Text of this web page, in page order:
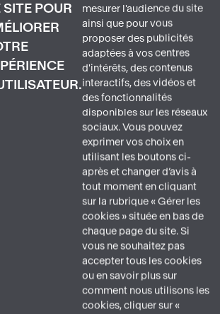
SITE POUR
mesurer l'audience du site
ainsi que pour vous
proposer des publicités
adaptées à vos centres
d'intérêts, des contenus
interactifs, des vidéos et
des fonctionnalités
disponibles sur les réseaux
sociaux. Vous pouvez
exprimer vos choix en
utilisant les boutons ci-
après et changer d’avis à
tout moment en cliquant
sur la rubrique « Gérer les
cookies » située en bas de
chaque page du site. Si
vous ne souhaitez pas
accepter tous les cookies
ou en savoir plus sur
comment nous utilisons les
cookies, cliquer sur «
les personnages
de profil, le buste
au Nouvel Empire :
b détail f
et
recouverte
solaire (elle est
un collier
menat
noms de Séthi : son
(Celui d’Osiris aimé
meurt jeune. Un
Il choisit comme
décret dans lequel